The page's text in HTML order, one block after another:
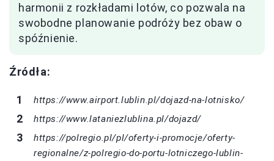
harmonii z rozkładami lotów, co pozwala na
swobodne planowanie podróży bez obaw o
spóźnienie.
Źródła:
https://www.airport.lublin.pl/dojazd-na-lotnisko/
https://www.lataniezlublina.pl/dojazd/
https://polregio.pl/pl/oferty-i-promocje/oferty-
regionalne/z-polregio-do-portu-lotniczego-lublin-